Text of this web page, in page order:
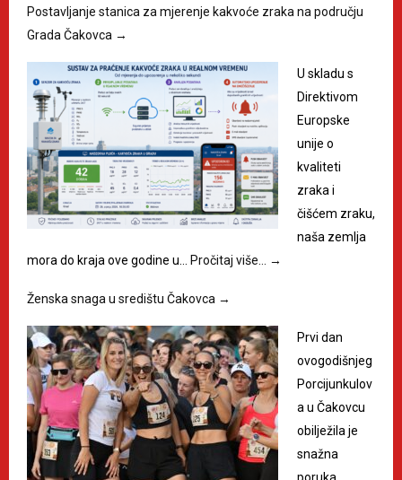
Postavljanje stanica za mjerenje kakvoće zraka na području
Grada Čakovca →
U skladu s
Direktivom
Europske
unije o
kvaliteti
zraka i
čišćem zraku,
naša zemlja
mora do kraja ove godine u…
Pročitaj više… →
Ženska snaga u središtu Čakovca →
Prvi dan
ovogodišnjeg
Porcijunkulov
a u Čakovcu
obilježila je
snažna
poruka